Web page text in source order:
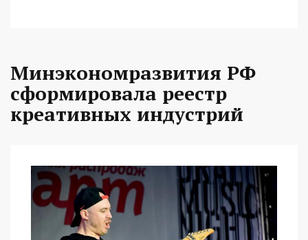
Минэкономразвития РФ
сформировала реестр
креативных индустрий